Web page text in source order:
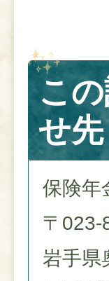
こ
せ先
保険年
〒023-
岩手県